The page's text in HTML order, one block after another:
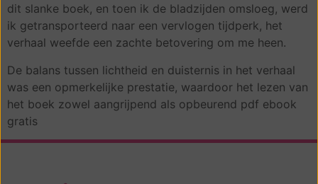
dit slanke boek, en toen ik de bladzijden omsloeg, werd
ik getransporteerd naar een vervlogen tijdperk, het
verhaal weefde een zachte betovering om me heen.
De balans tussen lichtheid en duisternis in het verhaal
was een opmerkelijke prestatie, waardoor het lezen van
het boek zowel aangrijpend als opbeurend pdf ebook
gratis